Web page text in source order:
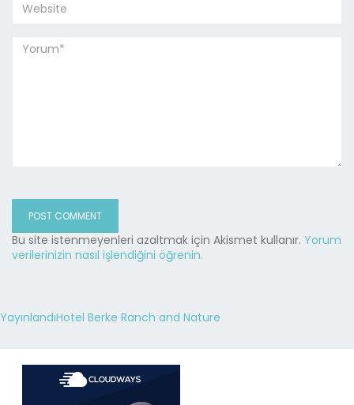
Bu site istenmeyenleri azaltmak için Akismet kullanır. Yorum
verilerinizin nasıl işlendiğini öğrenin.
YayınlandıHotel Berke Ranch and Nature